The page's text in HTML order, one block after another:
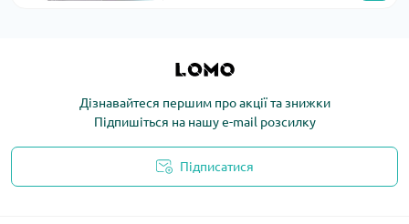
Дізнавайтеся першим про акції та знижки
Підпишіться на нашу e-mail розсилку
Підписатися